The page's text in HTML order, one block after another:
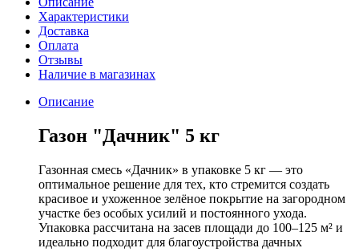
Характеристики
Доставка
Оплата
Отзывы
Наличие в магазинах
Описание
Газон "Дачник" 5 кг
Газонная смесь «Дачник» в упаковке 5 кг — это
оптимальное решение для тех, кто стремится создать
красивое и ухоженное зелёное покрытие на загородном
участке без особых усилий и постоянного ухода.
Упаковка рассчитана на засев площади до 100–125 м² и
идеально подходит для благоустройства дачных